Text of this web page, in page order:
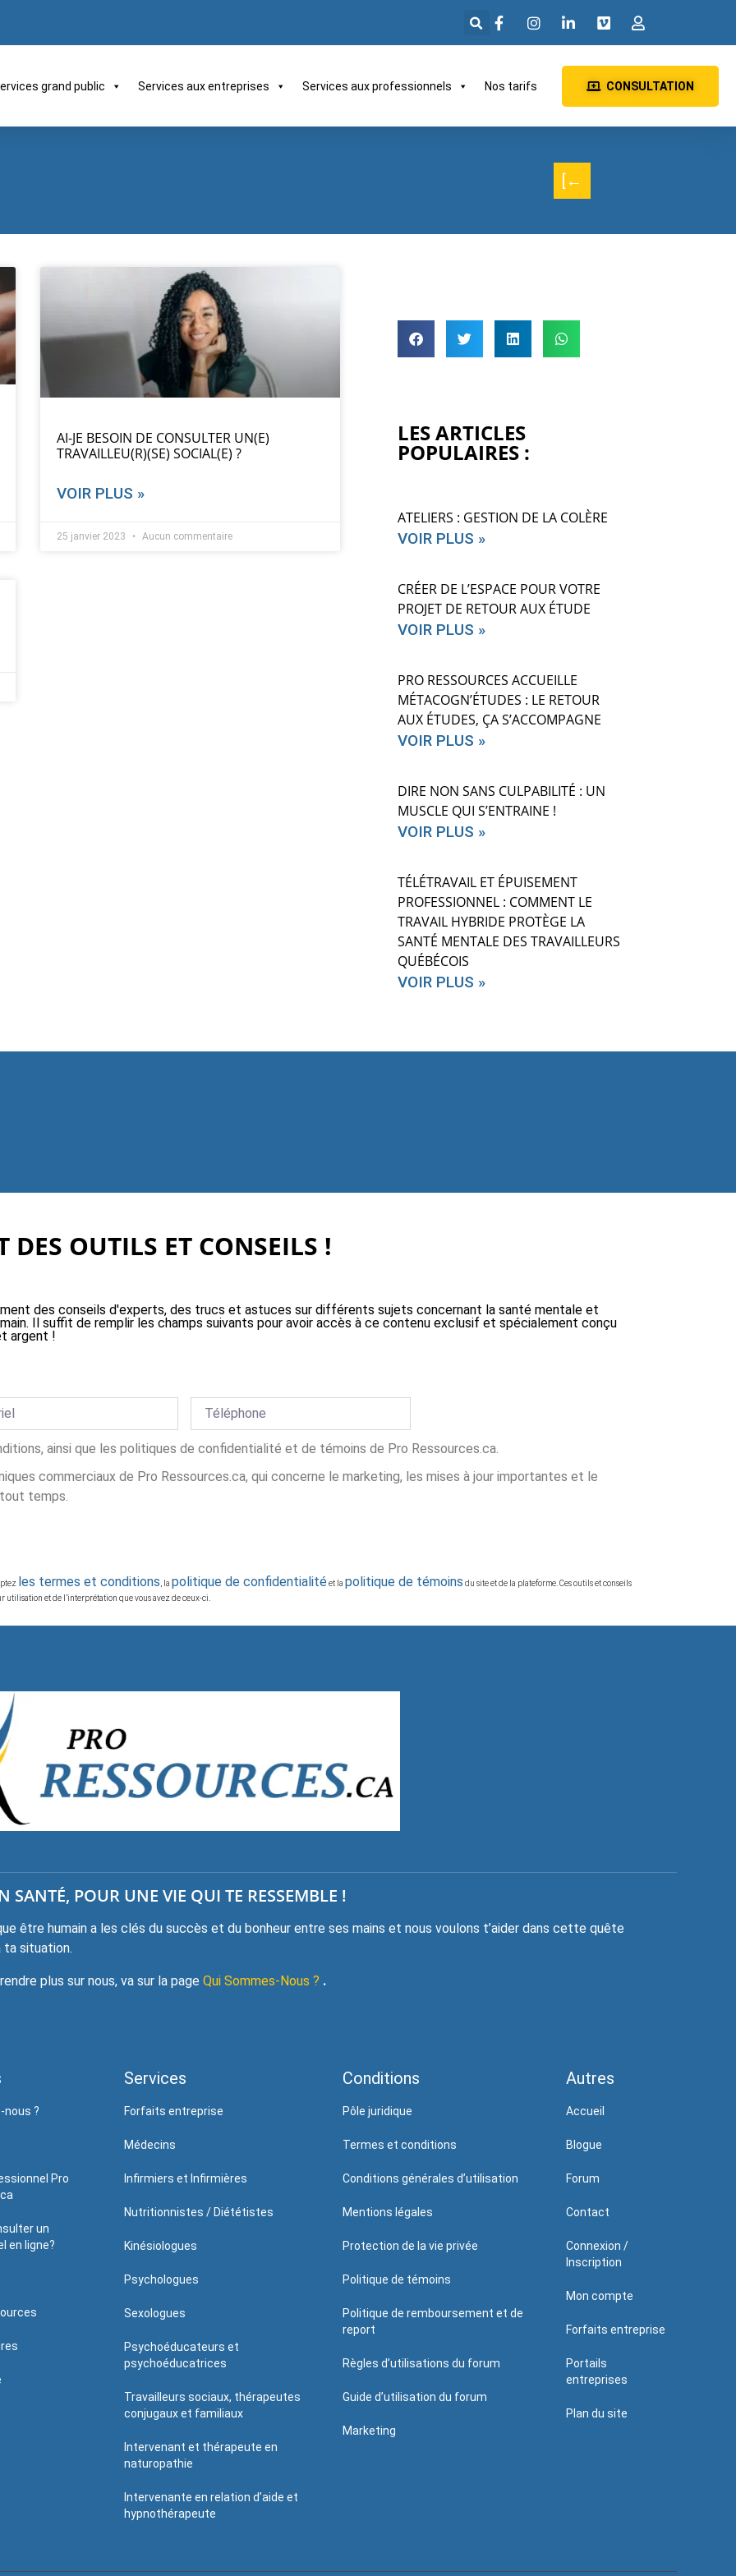
grand public Services aux entreprises Services aux professionnels Nos tarifs CONSULTATION
[←
AI-JE BESOIN DE CONSULTER UN(E)
TRAVAILLEU(R)(SE) SOCIAL(E) ?
VOIR PLUS »
25 janvier 2023 Aucun commentaire
LES ARTICLES
POPULAIRES :
ATELIERS : GESTION DE LA COLÈRE
VOIR PLUS »
CRÉER DE L’ESPACE POUR VOTRE
PROJET DE RETOUR AUX ÉTUDE
VOIR PLUS »
PRO RESSOURCES ACCUEILLE
MÉTACOGN’ÉTUDES : LE RETOUR
AUX ÉTUDES, ÇA S’ACCOMPAGNE
VOIR PLUS »
DIRE NON SANS CULPABILITÉ : UN
MUSCLE QUI S’ENTRAINE !
VOIR PLUS »
TÉLÉTRAVAIL ET ÉPUISEMENT
PROFESSIONNEL : COMMENT LE
TRAVAIL HYBRIDE PROTÈGE LA
SANTÉ MENTALE DES TRAVAILLEURS
QUÉBÉCOIS
VOIR PLUS »
DES OUTILS ET CONSEILS !
des conseils d'experts, des trucs et astuces sur différents sujets concernant la santé mentale et
Il suffit de remplir les champs suivants pour avoir accès à ce contenu exclusif et spécialement conçu
argent !
ainsi que les politiques de confidentialité et de témoins de Pro Ressources.ca.
commerciaux de Pro Ressources.ca, qui concerne le marketing, les mises à jour importantes et le
temps.
les termes et conditions , la politique de confidentialitéet la politique de témoins du site et de la plateforme. Ces outils et conseils
utilisation et de l’interprétation que vous avez de ceux-ci.
SANTÉ, POUR UNE VIE QUI TE RESSEMBLE !
être humain a les clés du succès et du bonheur entre ses mains et nous voulons t’aider dans cette quête
ta situation.
plus sur nous, va sur la page Qui Sommes-Nous ? .
nous ?
Pro
un
en ligne?
Services
Forfaits entreprise
Médecins
Infirmiers et Infirmières
Nutritionnistes / Diététistes
Kinésiologues
Psychologues
Sexologues
Psychoéducateurs et
psychoéducatrices
Travailleurs sociaux, thérapeutes
conjugaux et familiaux
Intervenant et thérapeute en
naturopathie
Intervenante en relation d’aide et
hypnothérapeute
Conditions
Pôle juridique
Termes et conditions
Conditions générales d’utilisation
Mentions légales
Protection de la vie privée
Politique de témoins
Politique de remboursement et de
report
Règles d’utilisations du forum
Guide d’utilisation du forum
Marketing
Autres
Accueil
Blogue
Forum
Contact
Connexion /
Inscription
Mon compte
Forfaits entreprise
Portails
entreprises
Plan du site